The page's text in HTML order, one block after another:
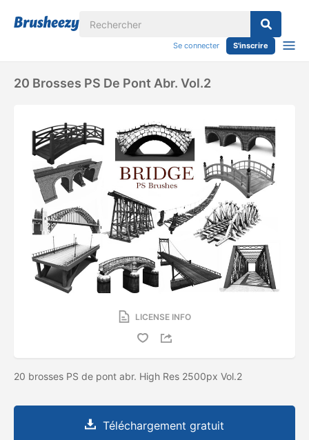
Se connecter S'inscrire
20 Brosses PS De Pont Abr. Vol.2
LICENSE INFO
20 brosses PS de pont abr. High Res 2500px Vol.2
Téléchargement gratuit